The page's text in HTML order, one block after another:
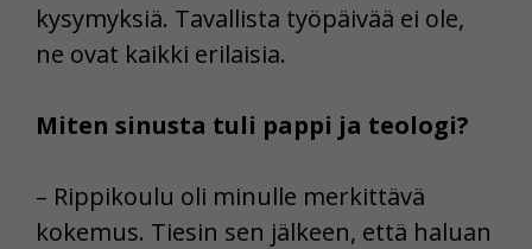
kysymyksiä. Tavallista työpäivää ei ole,
ne ovat kaikki erilaisia.
Miten sinusta tuli pappi ja teologi?
– Rippikoulu oli minulle merkittävä
kokemus. Tiesin sen jälkeen, että haluan